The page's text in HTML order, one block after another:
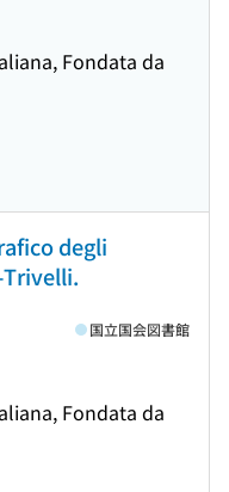
Fondata da
degli
Fondata da
国立国会図書館